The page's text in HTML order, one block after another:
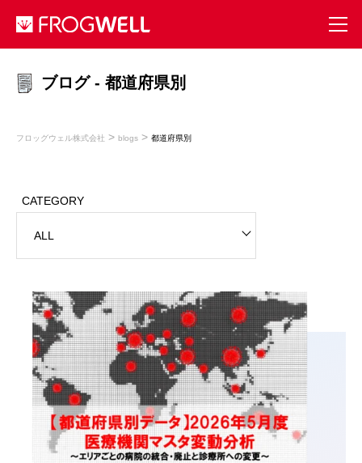
ブログ - 都道府県別
フロッグウェル株式会社 > blogs > 都道府県別
CATEGORY